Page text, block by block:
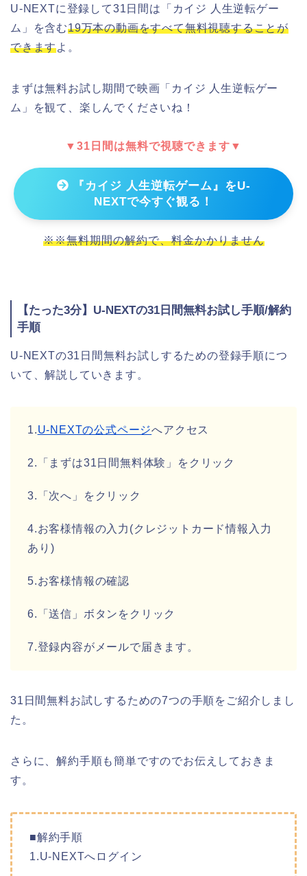
U-NEXTに登録して31日間は「カイジ 人生逆転ゲー
ム」を含む19万本の動画をすべて無料視聴することが
できますよ。
まずは無料お試し期間で映画「カイジ 人生逆転ゲー
ム」を観て、楽しんでくださいね！
▼31日間は無料で視聴できます▼
『カイジ 人生逆転ゲーム』をU-
NEXTで今すぐ観る！
※※無料期間の解約で、料金かかりません
【たった3分】U-NEXTの31日間無料お試し手順/解約
手順
U-NEXTの31日間無料お試しするための登録手順につ
いて、解説していきます。
1.U-NEXTの公式ページへアクセス
2.「まずは31日間無料体験」をクリック
3.「次へ」をクリック
4.お客様情報の入力(クレジットカード情報入力
あり)
5.お客様情報の確認
6.「送信」ボタンをクリック
7.登録内容がメールで届きます。
31日間無料お試しするための7つの手順をご紹介しまし
た。
さらに、解約手順も簡単ですのでお伝えしておきま
す。
■解約手順
1.U-NEXTへログイン